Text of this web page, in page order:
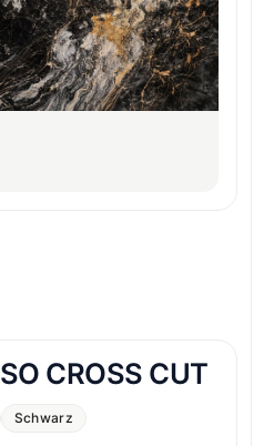
CROSS CUT
Schwarz